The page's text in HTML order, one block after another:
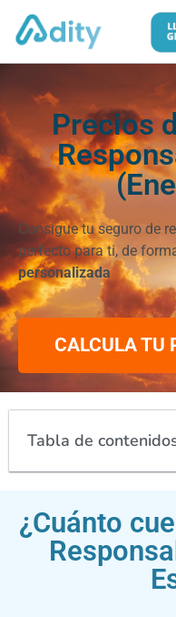
Precios
Consigue tu seguro de
perfecto para ti, de
personalizada
CALCULA TU
Tabla de
¿Cuánto